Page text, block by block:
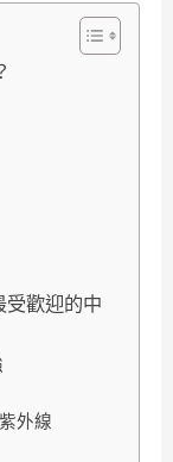
受歡迎的中
外線